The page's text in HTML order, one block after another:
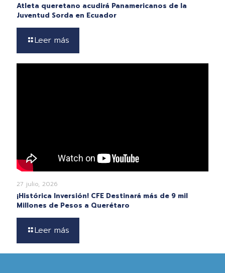
Atleta queretano acudirá Panamericanos de la
Juventud Sorda en Ecuador
Leer más
27 julio, 2026
¡Histórica Inversión! CFE Destinará más de 9 mil
Millones de Pesos a Querétaro
Leer más